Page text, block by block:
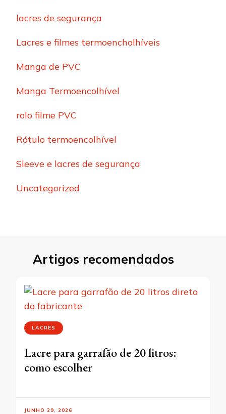
lacres de segurança
Lacres e filmes termoencholhíveis
Manga de PVC
Manga Termoencolhível
rolo filme PVC
Rótulo termoencolhível
Sleeve e lacres de segurança
Uncategorized
Artigos recomendados
LACRES
Lacre para garrafão de 20 litros:
como escolher
JUNHO 29, 2026